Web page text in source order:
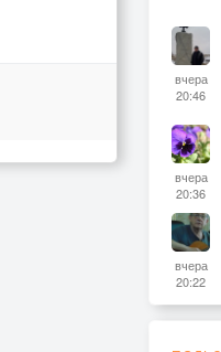
вчера
20:46
вчера
20:36
вчера
20:22